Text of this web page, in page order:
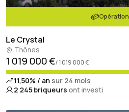
Opération
Le Crystal
Thônes
1 019 000 €/ 1 019 000 €
11,50% / an sur 24 mois
2 245 briqueurs ont investi